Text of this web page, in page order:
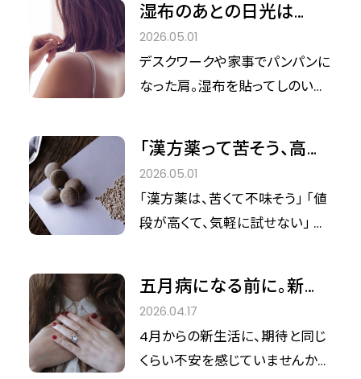
のか、どうして起こるのかは、意
外と知らないもの。 そこでこの記
事では、むくみの正体と見直した
い習慣をご紹介します。
湿布のあとの日光は
NG？肩こり女子が知るべ
き「光かぶれ」の対処法
2026.05.01
デスクワークや家事でパンパンに
なった肩。湿布を貼ってしのいで
はそれ、単なる蒸れではなく紫外
線が引き起こす「光線過敏症」と
いうトラブルかもしれません。
「漢方薬って苦そう、高そ
う」と敬遠している人が損
している3つのこと｜知っ
ておきたい現代の漢方活
2026.05.01
「漢方薬は、苦くて不味そう」 「値
段が高くて、気軽に試せない」 そ
とてももったいないことかもしれ
ません。 現在の漢方薬は、昔なが
らの煎じて飲むものだけではな
く、顆粒や錠剤など日常生活に取
五月病になる前に。新生
活のソワソワ・動悸・胃の
不調を漢方薬でリセット
する方法
2026.04.17
4月からの新生活に、期待と同じ
くらい不安を感じていませんか？